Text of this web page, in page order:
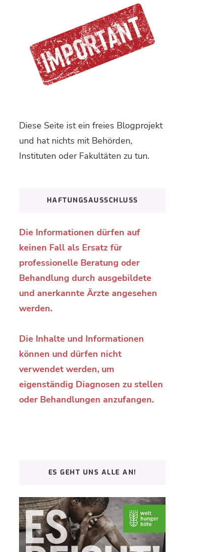
Diese Seite ist ein freies Blogprojekt
und hat nichts mit Behörden,
Instituten oder Fakultäten zu tun.
HAFTUNGSAUSSCHLUSS
Die Informationen dürfen auf
keinen Fall als Ersatz für
professionelle Beratung oder
Behandlung durch ausgebildete
und anerkannte Ärzte angesehen
werden.
Die Inhalte und Informationen
können und dürfen nicht
verwendet werden, um
eigenständig Diagnosen zu stellen
oder Behandlungen anzufangen.
ES GEHT UNS ALLE AN!